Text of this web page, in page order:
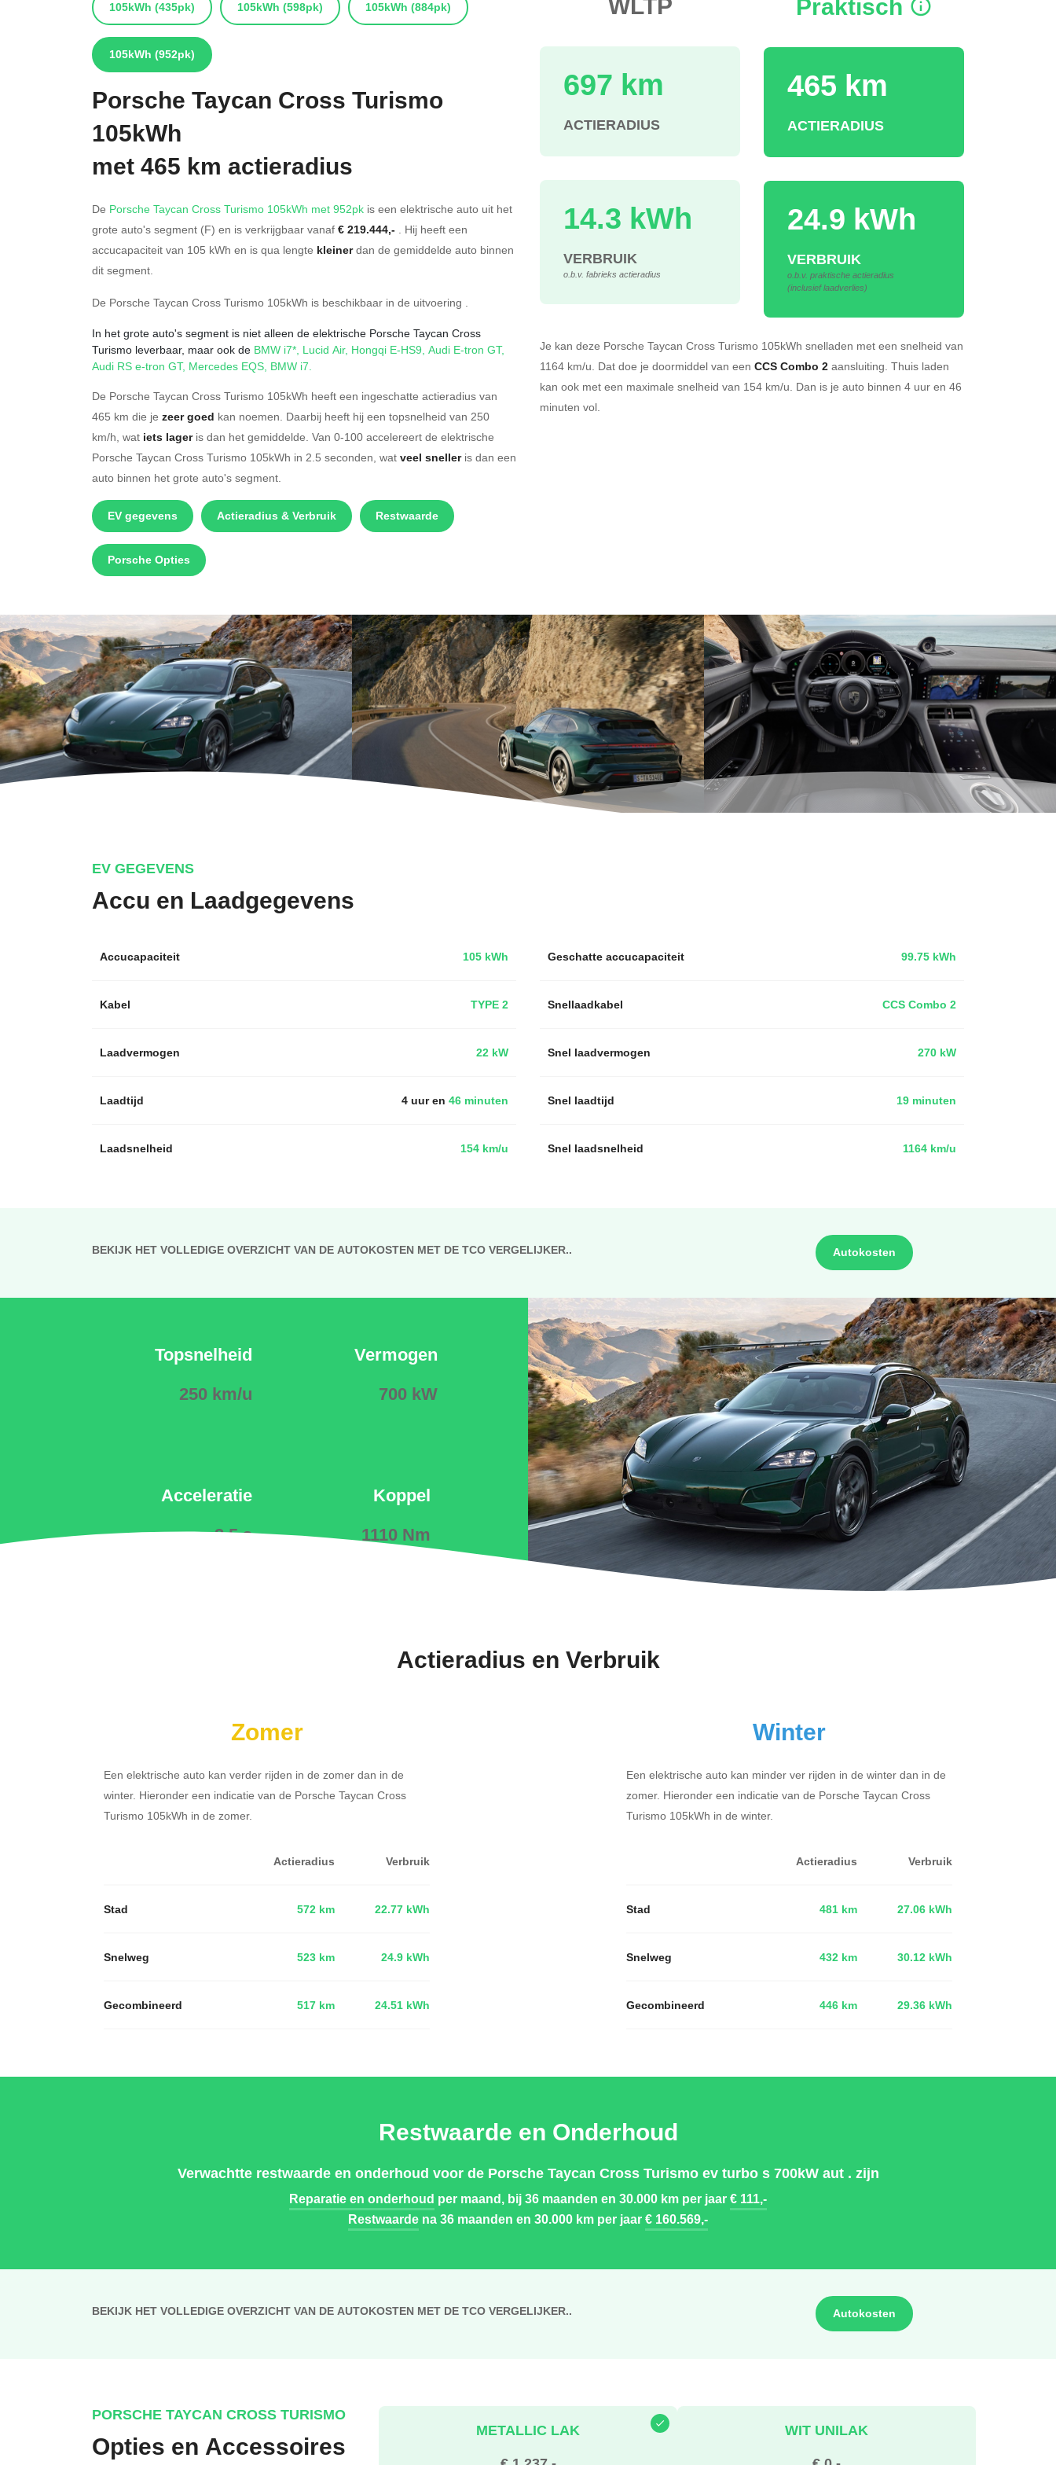
105kWh (435pk) 105kWh (598pk) 105kWh (884pk)
105kWh (952pk)
Porsche Taycan Cross Turismo
105kWh
met 465 km actieradius
De Porsche Taycan Cross Turismo 105kWh met 952pk is een elektrische auto uit het
grote auto's segment (F) en is verkrijgbaar vanaf € 219.444,- . Hij heeft een
accucapaciteit van 105 kWh en is qua lengte kleinerdan de gemiddelde auto binnen
dit segment.
De Porsche Taycan Cross Turismo 105kWh is beschikbaar in de uitvoering .
In het grote auto's segment is niet alleen de elektrische Porsche Taycan Cross
Turismo leverbaar, maar ook de BMW i7*, Lucid Air, Hongqi E-HS9, Audi E-tron GT,
Audi RS e-tron GT, Mercedes EQS, BMW i7.
De Porsche Taycan Cross Turismo 105kWh heeft een ingeschatte actieradius van
465 km die je zeer goed kan noemen. Daarbij heeft hij een topsnelheid van 250
km/h, wat iets lageris dan het gemiddelde. Van 0-100 accelereert de elektrische
Porsche Taycan Cross Turismo 105kWh in 2.5 seconden, wat veel snelleris dan een
auto binnen het grote auto's segment.
EV gegevens Actieradius & Verbruik Restwaarde
Porsche Opties
697 km
ACTIERADIUS
14.3 kWh
VERBRUIK
o.b.v. fabrieks actieradius
Praktisch
465 km
ACTIERADIUS
24.9 kWh
VERBRUIK
o.b.v. praktische actieradius
(inclusief laadverlies)
Je kan deze Porsche Taycan Cross Turismo 105kWh snelladen met een snelheid van
1164 km/u. Dat doe je doormiddel van een CCS Combo 2 aansluiting. Thuis laden
kan ook met een maximale snelheid van 154 km/u. Dan is je auto binnen 4 uur en 46
minuten vol.
EV GEGEVENS
Accu en Laadgegevens
Accucapaciteit 105 kWh
Kabel TYPE 2
Laadvermogen 22 kW
Laadtijd 4 uur en 46 minuten
Laadsnelheid 154 km/u
99.75 kWh
Geschatte accucapaciteit
Snellaadkabel CCS Combo 2
Snel laadvermogen 270 kW
Snel laadtijd 19 minuten
Snel laadsnelheid 1164 km/u
BEKIJK HET VOLLEDIGE OVERZICHT VAN DE AUTOKOSTEN MET DE TCO VERGELIJKER.. Autokosten
Topsnelheid
250 km/u
Acceleratie
2.5 s
Vermogen
700 kW
Koppel
1110 Nm
Actieradius en Verbruik
Zomer
Een elektrische auto kan verder rijden in de zomer dan in de
winter. Hieronder een indicatie van de Porsche Taycan Cross
Turismo 105kWh in de zomer.
Actieradius Verbruik
Stad 572 km 22.77 kWh
Snelweg 523 km 24.9 kWh
Gecombineerd 517 km 24.51 kWh
Winter
Een elektrische auto kan minder ver rijden in de winter dan in de
zomer. Hieronder een indicatie van de Porsche Taycan Cross
Turismo 105kWh in de winter.
Actieradius Verbruik
Stad 481 km 27.06 kWh
Snelweg 432 km 30.12 kWh
Gecombineerd 446 km 29.36 kWh
Restwaarde en Onderhoud
Verwachtte restwaarde en onderhoud voor de Porsche Taycan Cross Turismo ev turbo s 700kW aut . zijn
Reparatie en onderhoud per maand, bij 36 maanden en 30.000 km per jaar€ 111,-
Restwaarde na 36 maanden en 30.000 km per jaar€ 160.569,-
BEKIJK HET VOLLEDIGE OVERZICHT VAN DE AUTOKOSTEN MET DE TCO VERGELIJKER.. Autokosten
PORSCHE TAYCAN CROSS TURISMO
Opties en Accessoires
METALLIC LAK WIT UNILAK